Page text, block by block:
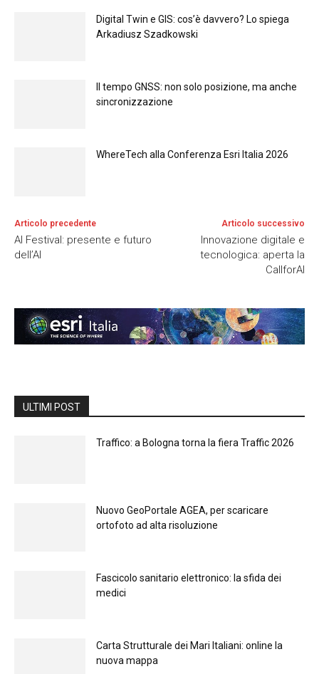
Digital Twin e GIS: cos’è davvero? Lo spiega
Arkadiusz Szadkowski
Il tempo GNSS: non solo posizione, ma anche
sincronizzazione
WhereTech alla Conferenza Esri Italia 2026
Articolo precedente
AI Festival: presente e futuro
dell’AI
Articolo successivo
Innovazione digitale e
tecnologica: aperta la
CallforAI
ULTIMI POST
Traffico: a Bologna torna la fiera Traffic 2026
Nuovo GeoPortale AGEA, per scaricare
ortofoto ad alta risoluzione
Fascicolo sanitario elettronico: la sfida dei
medici
Carta Strutturale dei Mari Italiani: online la
nuova mappa